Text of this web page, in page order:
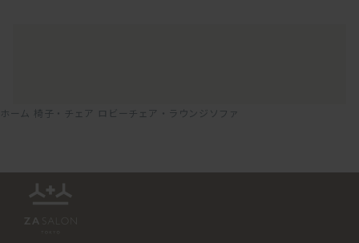
ホーム 椅子・チェア ロビーチェア・ラウンジソファ